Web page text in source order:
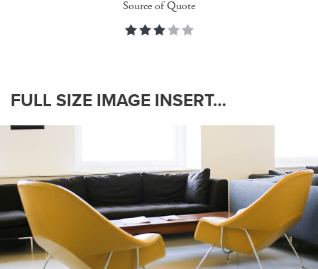
Source of Quote
FULL SIZE IMAGE INSERT…